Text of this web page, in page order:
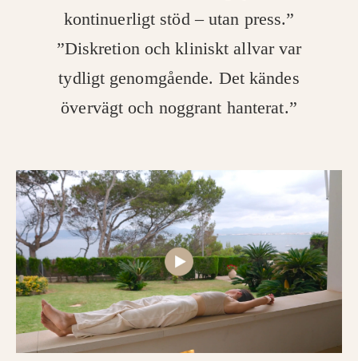
kontinuerligt stöd – utan press.”
”Diskretion och kliniskt allvar var
tydligt genomgående. Det kändes
övervägt och noggrant hanterat.”